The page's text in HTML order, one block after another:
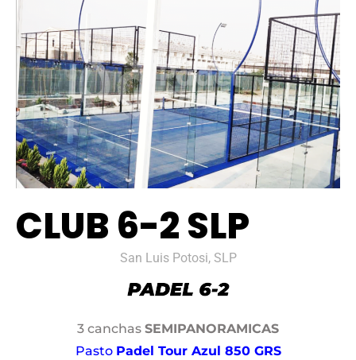
CLUB 6-2 SLP
San Luis Potosi, SLP
3 canchas SEMIPANORAMICAS
Pasto Padel Tour Azul 850 GRS